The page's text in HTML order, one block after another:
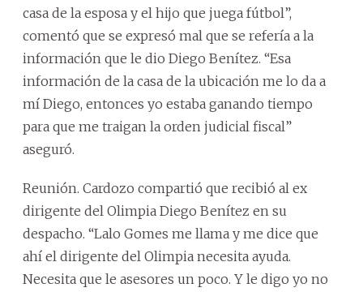
casa de la esposa y el hijo que juega fútbol”,
comentó que se expresó mal que se refería a la
información que le dio Diego Benítez. “Esa
información de la casa de la ubicación me lo da a
mí Diego, entonces yo estaba ganando tiempo
para que me traigan la orden judicial fiscal”
aseguró.
Reunión. Cardozo compartió que recibió al ex
dirigente del Olimpia Diego Benítez en su
despacho. “Lalo Gomes me llama y me dice que
ahí el dirigente del Olimpia necesita ayuda.
Necesita que le asesores un poco. Y le digo yo no